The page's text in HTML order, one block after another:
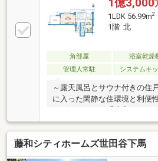
開放感◎■内装リフォーム《
中旬完工予定・クロス新規貼
規設置・エアコン1基取付■即
1億3,000
1LDK 56.99m2
1階 北
角部屋 浴室乾燥
管理人常駐
システムキ
～露天風呂とサウナ付きの住
に入った閑静な住環境と利便
┏《▼アクセス》
線「三軒茶屋駅」徒歩11分・
徒歩5分┏《▼物件・設備概
藤和シティホームズ世田谷下馬